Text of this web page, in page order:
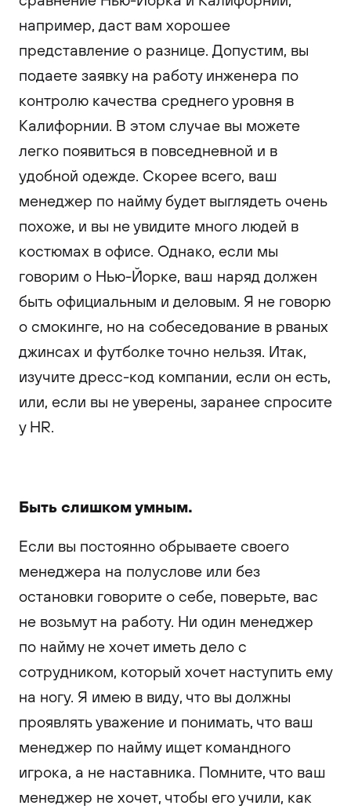
например, даст вам хорошее
представление о разнице. Допустим, вы
подаете заявку на работу инженера по
контролю качества среднего уровня в
Калифорнии. В этом случае вы можете
легко появиться в повседневной и в
удобной одежде. Скорее всего, ваш
менеджер по найму будет выглядеть очень
похоже, и вы не увидите много людей в
костюмах в офисе. Однако, если мы
говорим о Нью-Йорке, ваш наряд должен
быть официальным и деловым. Я не говорю
о смокинге, но на собеседование в рваных
джинсах и футболке точно нельзя. Итак,
изучите дресс-код компании, если он есть,
или, если вы не уверены, заранее спросите
у HR.
Быть слишком умным.
Если вы постоянно обрываете своего
менеджера на полуслове или без
остановки говорите о себе, поверьте, вас
не возьмут на работу. Ни один менеджер
по найму не хочет иметь дело с
сотрудником, который хочет наступить ему
на ногу. Я имею в виду, что вы должны
проявлять уважение и понимать, что ваш
менеджер по найму ищет командного
игрока, а не наставника. Помните, что ваш
менеджер не хочет, чтобы его учили, как